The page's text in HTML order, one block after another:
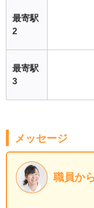
最寄駅
2
最寄駅
3
メッセージ
職員か